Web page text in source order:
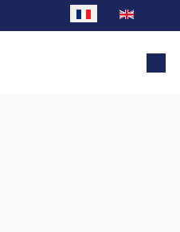
Sélectionnez votre